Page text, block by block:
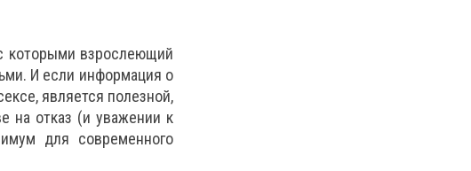
которыми взрослеющий
И если информация о
является полезной,
на отказ (и уважении к
для современного